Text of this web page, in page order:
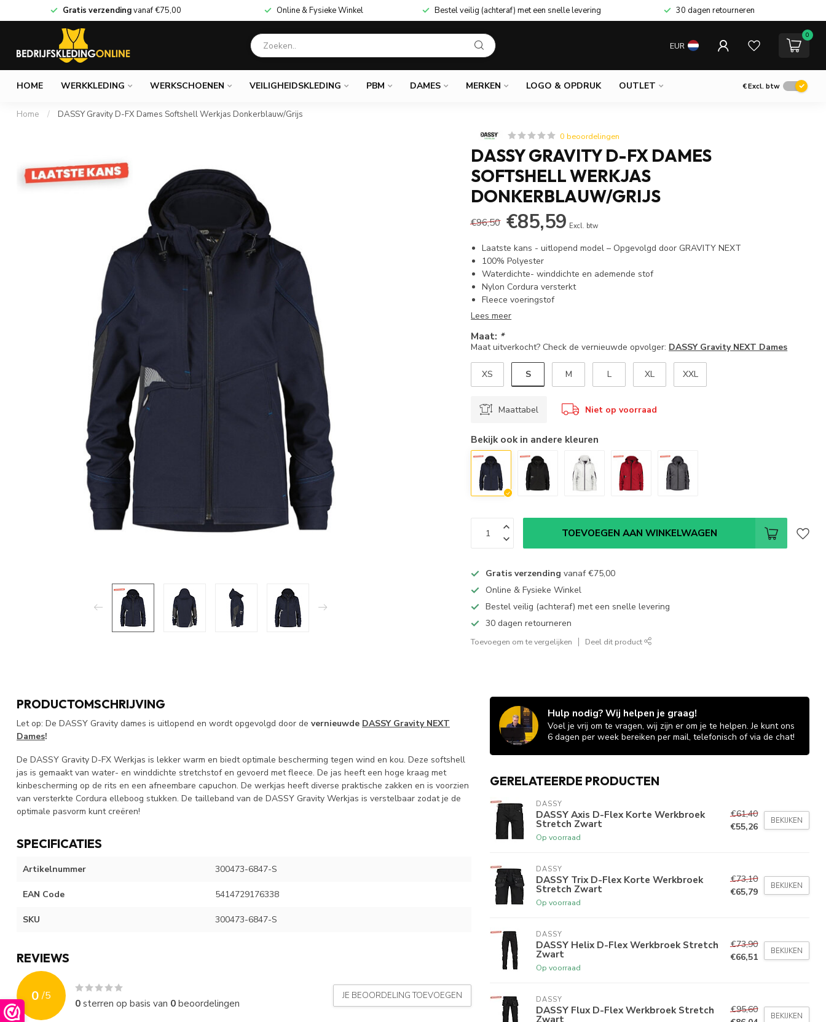
Gratis verzendingvanaf€75,00 Online & Fysieke Winkel Bestel veilig (achteraf) met een snelle levering 30 dagen retourneren
EUR
0
HOME WERKKLEDING WERKSCHOENEN VEILIGHEIDSKLEDING PBM DAMES MERKEN LOGO & OPDRUK OUTLET €Excl. btw
Home / DASSY Gravity D-FX Dames Softshell Werkjas Donkerblauw/Grijs
0 beoordelingen
DASSY GRAVITY D-FX DAMES
SOFTSHELL WERKJAS
DONKERBLAUW/GRIJS
€96,50 €85,59 Excl. btw
Laatste kans - uitlopend model – Opgevolgd door GRAVITY NEXT
100% Polyester
Waterdichte- winddichte en ademende stof
Nylon Cordura versterkt
Fleece voeringstof
Lees meer
Maat uitverkocht? Check de vernieuwde opvolger: DASSY Gravity NEXT Dames
Maat: *
XS S M L XL XXL
Maattabel Niet op voorraad
Bekijk ook in andere kleuren
TOEVOEGEN AAN WINKELWAGEN
Gratis verzending vanaf€75,00
Online & Fysieke Winkel
Bestel veilig (achteraf) met een snelle levering
30 dagen retourneren
Toevoegen om te vergelijken Deel dit product
PRODUCTOMSCHRIJVING
Let op: De DASSY Gravity dames is uitlopend en wordt opgevolgd door de vernieuwde DASSY Gravity NEXT
Dames!
De DASSY Gravity D-FX Werkjas is lekker warm en biedt optimale bescherming tegen wind en kou. Deze softshell
jas is gemaakt van water- en winddichte stretchstof en gevoerd met fleece. De jas heeft een hoge kraag met
kinbescherming op de rits en een afneembare capuchon. De werkjas heeft diverse praktische zakken en is voorzien
van versterkte Cordura elleboog stukken. De tailleband van de DASSY Gravity Werkjas is verstelbaar zodat je de
optimale pasvorm kunt creëren!
SPECIFICATIES
Artikelnummer 300473-6847-S
EAN Code 5414729176338
SKU 300473-6847-S
REVIEWS
0 /5
0sterren op basis van 0beoordelingen
JE BEOORDELING TOEVOEGEN
Hulp nodig? Wij helpen je graag!
Voel je vrij om te vragen, wij zijn er om je te helpen. Je kunt ons
6 dagen per week bereiken per mail, telefonisch of via de chat!
GERELATEERDE PRODUCTEN
DASSY
DASSY Axis D-Flex Korte Werkbroek
Stretch Zwart
Op voorraad
€61,40
€55,26
BEKIJKEN
DASSY
DASSY Trix D-Flex Korte Werkbroek
Stretch Zwart
Op voorraad
€73,10
€65,79
BEKIJKEN
DASSY
DASSY Helix D-Flex Werkbroek Stretch
Zwart
Op voorraad
€73,90
€66,51
BEKIJKEN
DASSY
DASSY Flux D-Flex Werkbroek Stretch
Zwart
€95,60
BEKIJKEN